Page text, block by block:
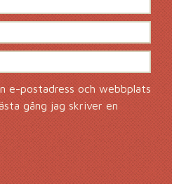
e-postadress och webbplats
gång jag skriver en